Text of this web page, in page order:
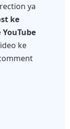
ya
ke
YouTube
ke